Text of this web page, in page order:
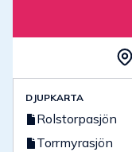
DJUPKARTA
Rolstorpasjön
Torrmyrasjön